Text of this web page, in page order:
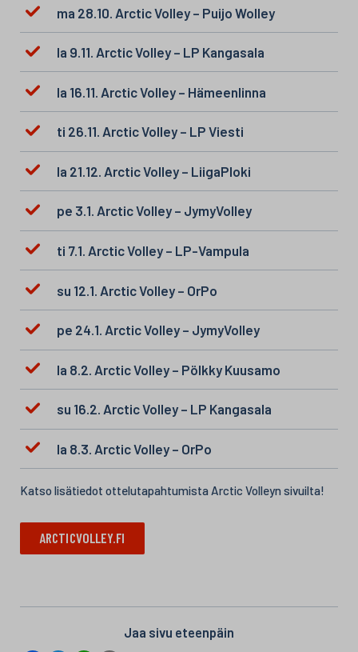
ma 28.10. Arctic Volley – Puijo Wolley
la 9.11. Arctic Volley – LP Kangasala
la 16.11. Arctic Volley – Hämeenlinna
ti 26.11. Arctic Volley – LP Viesti
la 21.12. Arctic Volley – LiigaPloki
pe 3.1. Arctic Volley – JymyVolley
ti 7.1. Arctic Volley – LP-Vampula
su 12.1. Arctic Volley – OrPo
pe 24.1. Arctic Volley – JymyVolley
la 8.2. Arctic Volley – Pölkky Kuusamo
su 16.2. Arctic Volley – LP Kangasala
la 8.3. Arctic Volley – OrPo
Katso lisätiedot ottelutapahtumista Arctic Volleyn sivuilta!
ARCTICVOLLEY.FI
Jaa sivu eteenpäin